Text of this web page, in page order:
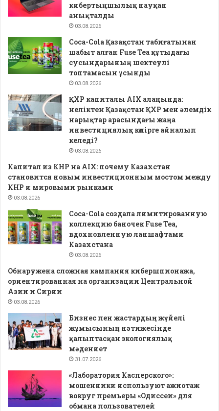
кибертыңшылық науқан
анықталды
03.08.2026
Coca-Cola Қазақстан табиғатынан
шабыт алған Fuse Tea құтыдағы
сусындарының шектеулі
топтамасын ұсынды
03.08.2026
ҚХР капиталы AIX алаңында:
неліктен Қазақстан ҚХР мен әлемдік
нарықтар арасындағы жаңа
инвестициялық көпірге айналып
келеді?
03.08.2026
Капитал из КНР на AIX: почему Казахстан
становится новым инвестиционным мостом между
КНР и мировыми рынками
03.08.2026
Coca-Cola создала лимитированную
коллекцию баночек Fuse Tea,
вдохновленную ланшафтами
Казахстана
03.08.2026
Обнаружена сложная кампания кибершпионажа,
ориентированная на организации Центральной
Азии и Сирии
03.08.2026
Бизнес пен жастардың жүйелі
жұмысының нәтижесінде
қалыптасқан экологиялық
мәдениет
31.07.2026
«Лаборатория Касперского»:
мошенники используют ажиотаж
вокруг премьеры «Одиссеи» для
обмана пользователей